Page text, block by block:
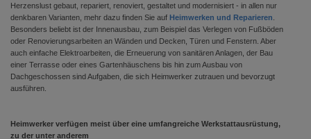
Herzenslust gebaut, repariert, renoviert, gestaltet und modernisiert - in allen nur
denkbaren Varianten, mehr dazu finden Sie auf Heimwerken und Reparieren
Besonders beliebt ist der Innenausbau, zum Beispiel das Verlegen von Fußböden
oder Renovierungsarbeiten an Wänden und Decken, Türen und Fenstern. Aber
auch einfache Elektroarbeiten, die Erneuerung von sanitären Anlagen, der Bau
einer Terrasse oder eines Gartenhäuschens bis hin zum Ausbau von
Dachgeschossen sind Aufgaben, die sich Heimwerker zutrauen und bevorzugt
ausführen.
Heimwerker verfügen meist über eine umfangreiche Werkstattausrüstung,
zu der unter anderem